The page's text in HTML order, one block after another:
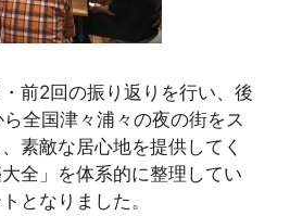
前2回の振り返りを行い、後
全国津々浦々の夜の街をス
素敵な居心地を提供してく
全」を体系的に整理してい
となりました。